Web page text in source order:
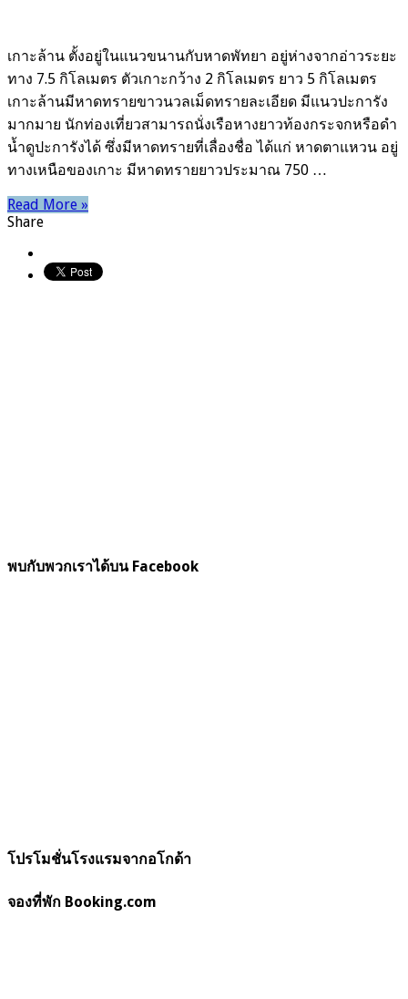
เกาะล้าน ตั้งอยู่ในแนวขนานกับหาดพัทยา อยู่ห่างจากอ่าวระยะ
ทาง 7.5 กิโลเมตร ตัวเกาะกว้าง 2 กิโลเมตร ยาว 5 กิโลเมตร
เกาะล้านมีหาดทรายขาวนวลเม็ดทรายละเอียด มีแนวปะการัง
มากมาย นักท่องเที่ยวสามารถนั่งเรือหางยาวท้องกระจกหรือดำ
น้ำดูปะการังได้ ซึ่งมีหาดทรายที่เลื่องชื่อ ได้แก่ หาดตาแหวน อยู่
ทางเหนือของเกาะ มีหาดทรายยาวประมาณ 750 …
Read More »
Share
พบกับพวกเราได้บน Facebook
โปรโมชั่นโรงแรมจากอโกด้า
จองที่พัก Booking.com